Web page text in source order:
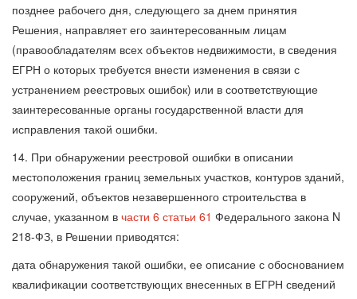
позднее рабочего дня, следующего за днем принятия
Решения, направляет его заинтересованным лицам
(правообладателям всех объектов недвижимости, в сведения
ЕГРН о которых требуется внести изменения в связи с
устранением реестровых ошибок) или в соответствующие
заинтересованные органы государственной власти для
исправления такой ошибки.
14. При обнаружении реестровой ошибки в описании
местоположения границ земельных участков, контуров зданий,
сооружений, объектов незавершенного строительства в
случае, указанном в части 6 статьи 61 Федерального закона N
218-ФЗ, в Решении приводятся:
дата обнаружения такой ошибки, ее описание с обоснованием
квалификации соответствующих внесенных в ЕГРН сведений